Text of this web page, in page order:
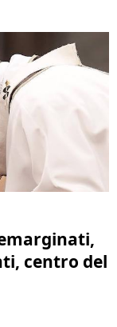
centro del